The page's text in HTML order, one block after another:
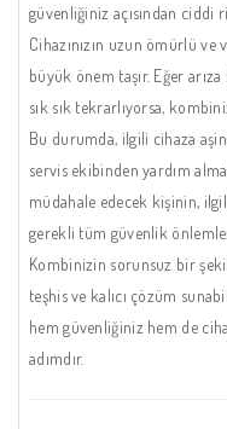
güvenliğiniz açısından ciddi
Cihazınızın uzun ömürlü ve
büyük önem taşır. Eğer
sık sık tekrarlıyorsa,
Bu durumda, ilgili cihaza
servis ekibinden yardım
müdahale edecek kişinin,
gerekli tüm güvenlik
Kombinizin sorunsuz bir
teşhis ve kalıcı çözüm
hem güvenliğiniz hem de
adımdır.